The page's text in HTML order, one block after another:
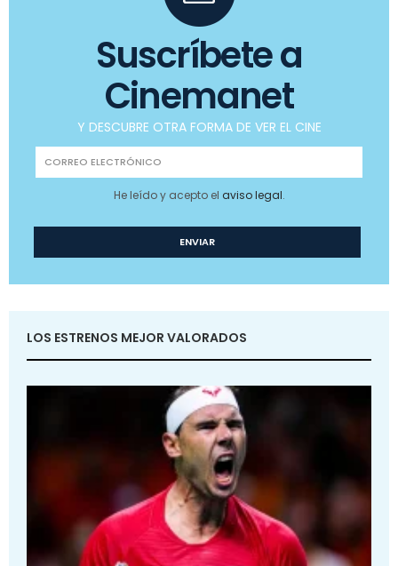
Suscríbete a
Cinemanet
Y DESCUBRE OTRA FORMA DE VER EL CINE
He leído y acepto el aviso legal.
LOS ESTRENOS MEJOR VALORADOS